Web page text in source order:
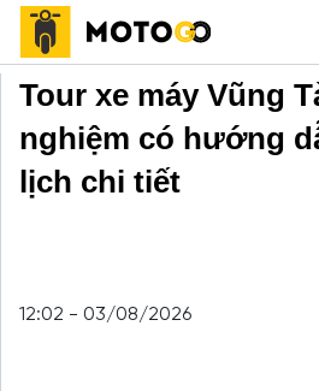
Trang chủ » Du Lịch»
Tour xe máy Vũng
nghiệm có hướng
lịch chi tiết
12:02 - 03/08/2026